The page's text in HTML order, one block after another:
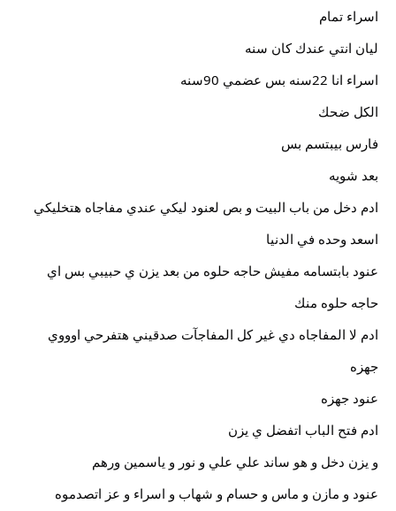
اسراء تمام
ليان انتي عندك كان سنه
اسراء انا 22سنه بس عضمي 90سنه
الكل ضحك
فارس بيبتسم بس
بعد شويه
ادم دخل من باب البيت و بص لعنود ليكي عندي مفاجاه هتخليكي
اسعد وحده في الدنيا
عنود بابتسامه مفيش حاجه حلوه من بعد يزن ي حبيبي بس اي
حاجه حلوه منك
ادم لا المفاجاه دي غير كل المفاجآت صدقيني هتفرحي اوووي
جهزه
عنود جهزه
ادم فتح الباب اتفضل ي يزن
و يزن دخل و هو ساند علي علي و نور و ياسمين ورهم
عنود و مازن و ماس و حسام و شهاب و اسراء و عز اتصدموه